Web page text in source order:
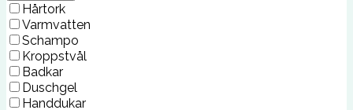
Hårtork
Varmvatten
Schampo
Kroppstvål
Badkar
Duschgel
Handdukar